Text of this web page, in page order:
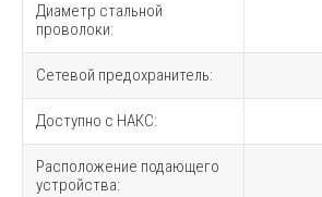
Диаметр стальной
проволоки:
Сетевой предохранитель:
Доступно с НАКС:
Расположение подающего
устройства: